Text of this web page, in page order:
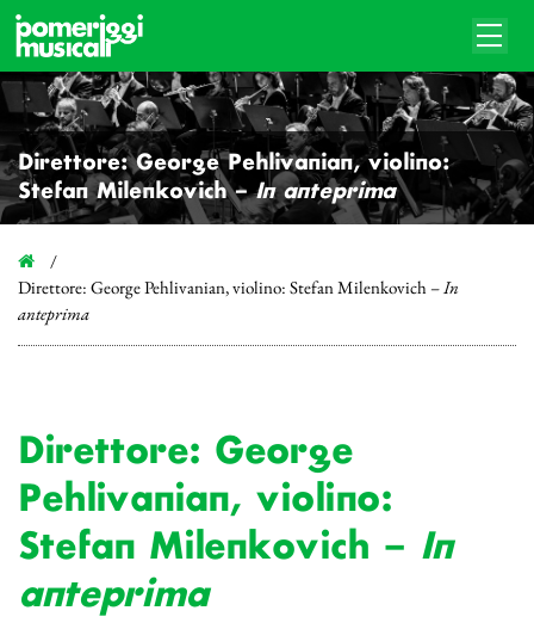
Direttore: George Pehlivanian, violino:
Stefan Milenkovich –In anteprima
Direttore: George Pehlivanian, violino: Stefan Milenkovich –In
anteprima
Direttore: George
Pehlivanian, violino:
Stefan Milenkovich – In
anteprima